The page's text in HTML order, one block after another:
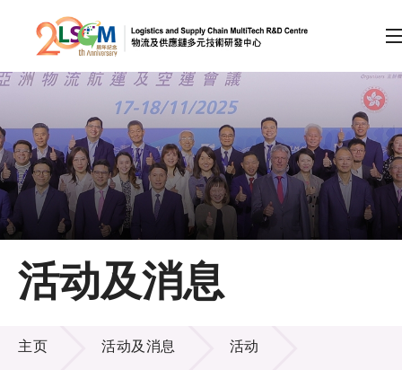
跳到内容（按回车键）
会员登录
A A EN 繁 简
主页
关于LSCM
技术商品化
活动及消息
活动及消息
主页 活动及消息 活动